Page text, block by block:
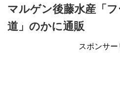
マルゲン後藤水産「
道」のかに通販
スポンサー